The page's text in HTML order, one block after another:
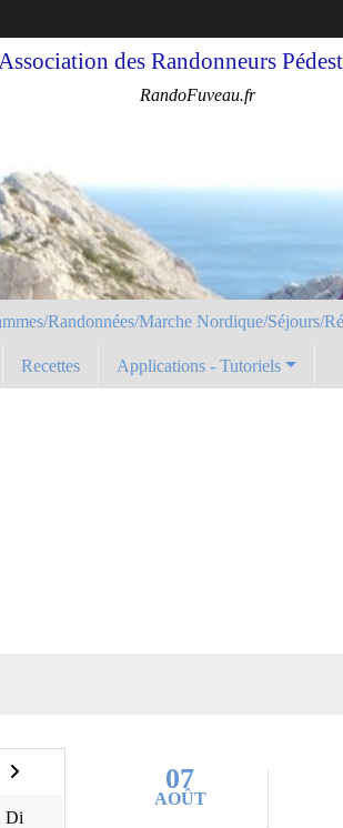
des Randonneurs
RandoFuveau.fr
Randonnées/Marche Nordique/Séjours/
Recettes Applications - Tutoriels
Di
07
AOÛT